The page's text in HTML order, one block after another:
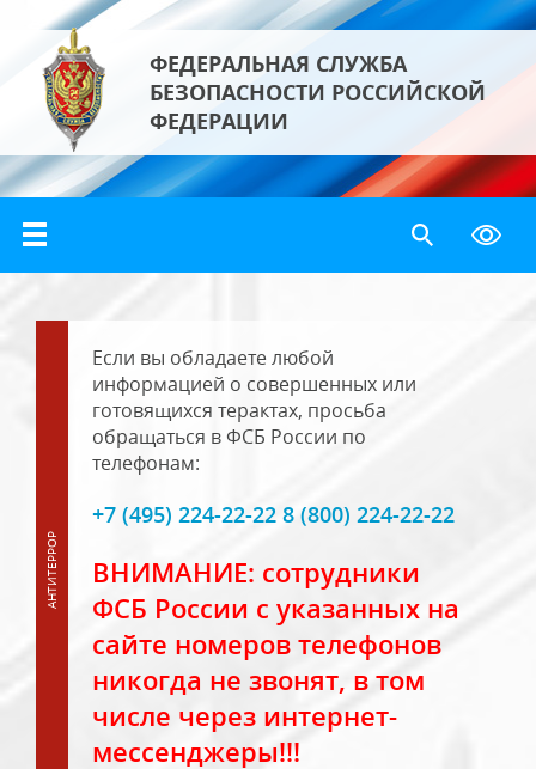
ФЕДЕРАЛЬНАЯ СЛУЖБА
БЕЗОПАСНОСТИ РОССИЙСКОЙ
ФЕДЕРАЦИИ
Если вы обладаете любой
информацией о совершенных или
готовящихся терактах, просьба
обращаться в ФСБ России по
телефонам:
+7 (495) 224-22-22 8 (800) 224-22-22
ВНИМАНИЕ: сотрудники
ФСБ России с указанных на
сайте номеров телефонов
никогда не звонят, в том
числе через интернет-
мессенджеры!!!